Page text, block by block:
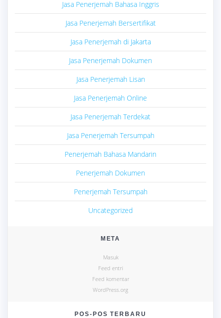
Jasa Penerjemah Bahasa Inggris
Jasa Penerjemah Bersertifikat
Jasa Penerjemah di Jakarta
Jasa Penerjemah Dokumen
Jasa Penerjemah Lisan
Jasa Penerjemah Online
Jasa Penerjemah Terdekat
Jasa Penerjemah Tersumpah
Penerjemah Bahasa Mandarin
Penerjemah Dokumen
Penerjemah Tersumpah
Uncategorized
META
Masuk
Feed entri
Feed komentar
WordPress.org
POS-POS TERBARU